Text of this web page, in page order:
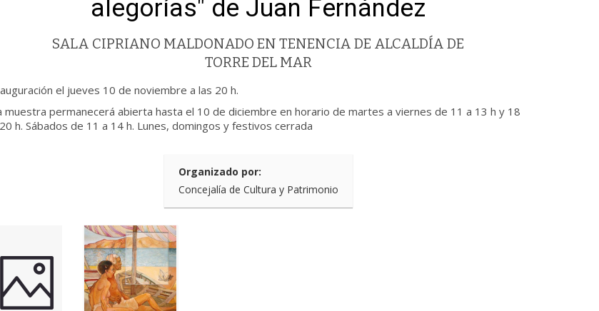
alegorías" de Juan Fernández
SALA CIPRIANO MALDONADO EN TENENCIA DE ALCALDÍA DE
TORRE DEL MAR
el jueves 10 de noviembre a las 20 h.
muestra permanecerá abierta hasta el 10 de diciembre en horario de martes a viernes de 11 a 13 h y 18
h. Sábados de 11 a 14 h. Lunes, domingos y festivos cerrada
Organizado por:
Concejalía de Cultura y Patrimonio